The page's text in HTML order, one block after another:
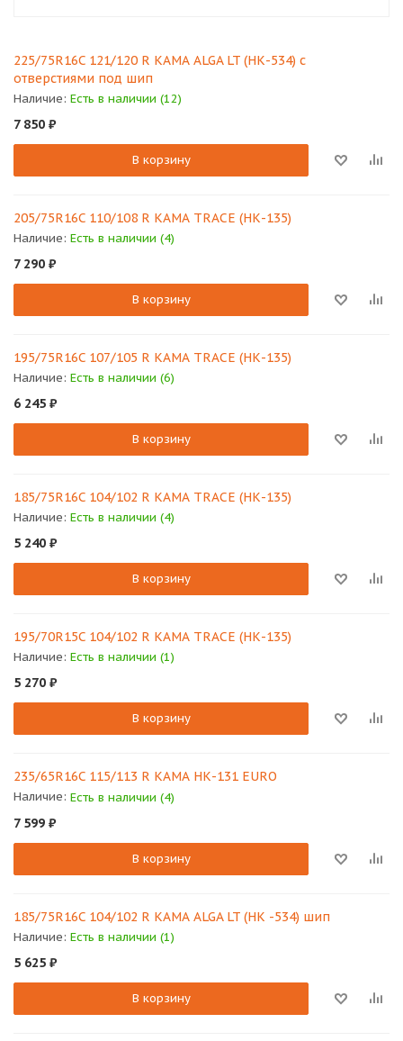
225/75R16C 121/120 R КАМА ALGA LT (НК-534) с
отверстиями под шип
Наличие: Есть в наличии (12)
7 850 ₽
В корзину
205/75R16C 110/108 R КАМА TRACE (НК-135)
Наличие: Есть в наличии (4)
7 290 ₽
В корзину
195/75R16C 107/105 R КАМА TRACE (НК-135)
Наличие: Есть в наличии (6)
6 245 ₽
В корзину
185/75R16C 104/102 R КАМА TRACE (НК-135)
Наличие: Есть в наличии (4)
5 240 ₽
В корзину
195/70R15C 104/102 R КАМА TRACE (НК-135)
Наличие: Есть в наличии (1)
5 270 ₽
В корзину
235/65R16C 115/113 R КАМА НК-131 EURO
Наличие: Есть в наличии (4)
7 599 ₽
В корзину
185/75R16C 104/102 R КАМА ALGA LT (НК -534) шип
Наличие: Есть в наличии (1)
5 625 ₽
В корзину